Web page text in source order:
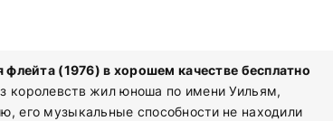
(1976) в хорошем качестве бесплатно
королевств жил юноша по имени Уильям,
его музыкальные способности не находили